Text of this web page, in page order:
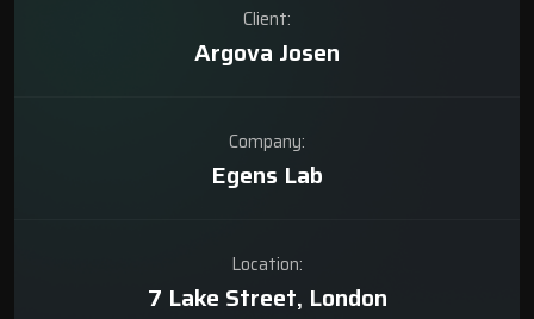
Client:
Argova Josen
Company:
Egens Lab
Location:
7 Lake Street, London